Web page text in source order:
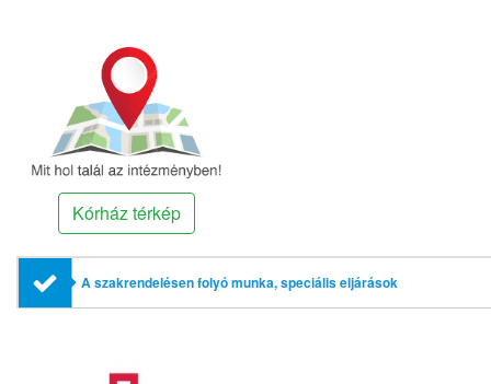
Kórház térkép
A szakrendelésen folyó munka, speciális eljárások